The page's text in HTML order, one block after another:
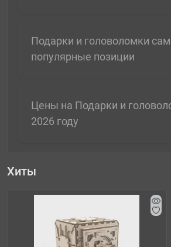
Подарки и головоломки
популярные позиции
Цены на Подарки и
2026 году
Хиты